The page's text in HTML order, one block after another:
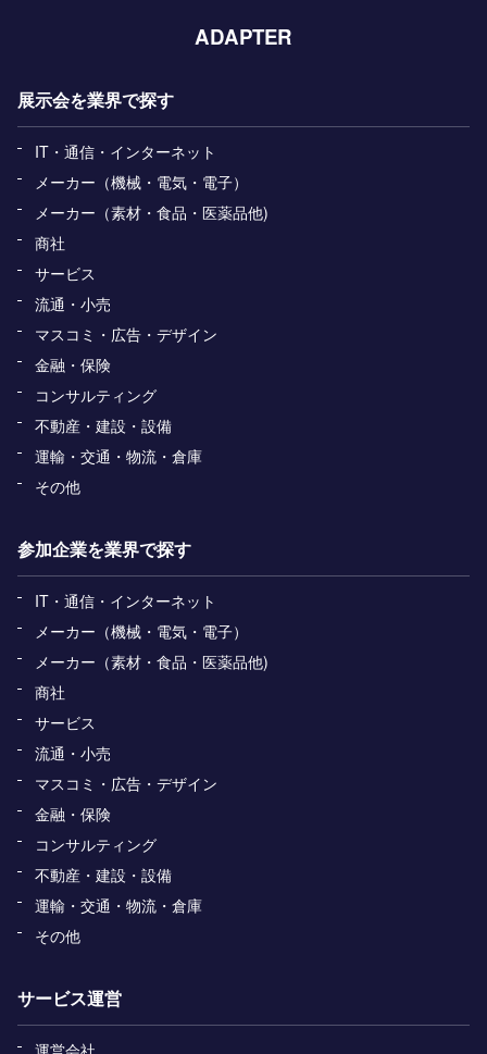
ADAPTER
展示会を業界で探す
IT・通信・インターネット
メーカー（機械・電気・電子）
メーカー（素材・食品・医薬品他)
商社
サービス
流通・小売
マスコミ・広告・デザイン
金融・保険
コンサルティング
不動産・建設・設備
運輸・交通・物流・倉庫
その他
参加企業を業界で探す
IT・通信・インターネット
メーカー（機械・電気・電子）
メーカー（素材・食品・医薬品他)
商社
サービス
流通・小売
マスコミ・広告・デザイン
金融・保険
コンサルティング
不動産・建設・設備
運輸・交通・物流・倉庫
その他
サービス運営
運営会社